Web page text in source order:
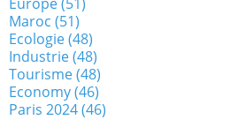
Maroc (51)
Ecologie(48)
Industrie(48)
Tourisme(48)
Economy(46)
Paris 2024(46)